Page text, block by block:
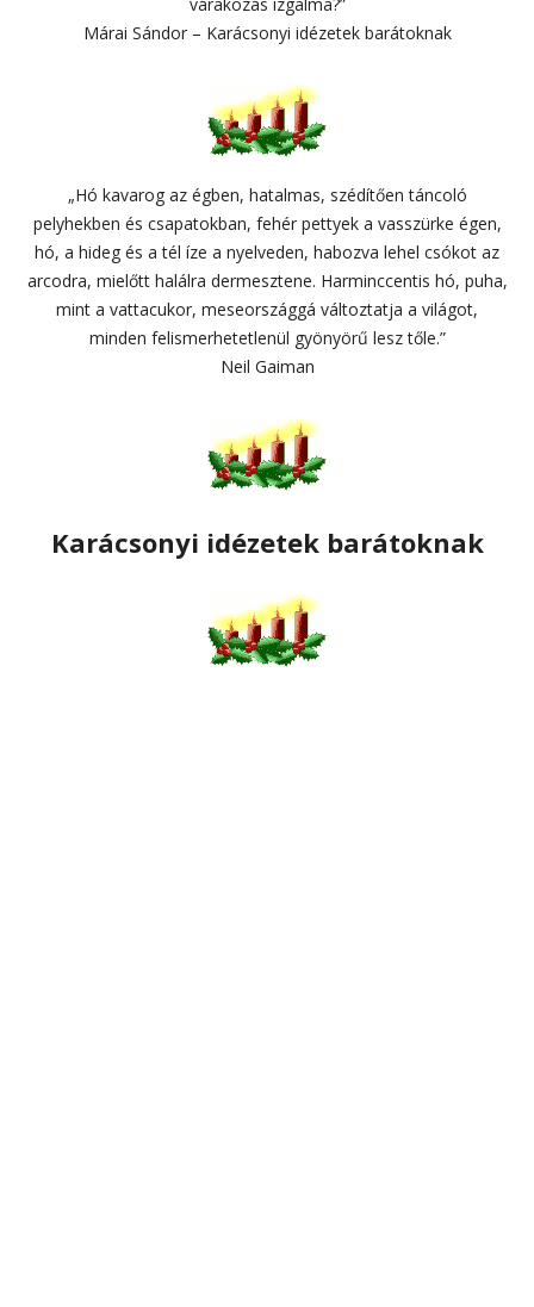
Márai Sándor – Karácsonyi idézetek barátoknak
„Hó kavarog az égben, hatalmas, szédítően táncoló
pelyhekben és csapatokban, fehér pettyek a vasszürke égen,
hó, a hideg és a tél íze a nyelveden, habozva lehel csókot az
arcodra, mielőtt halálra dermesztene. Harminccentis hó, puha,
mint a vattacukor, meseországgá változtatja a világot,
minden felismerhetetlenül gyönyörű lesz tőle.”
Neil Gaiman
Karácsonyi idézetek barátoknak